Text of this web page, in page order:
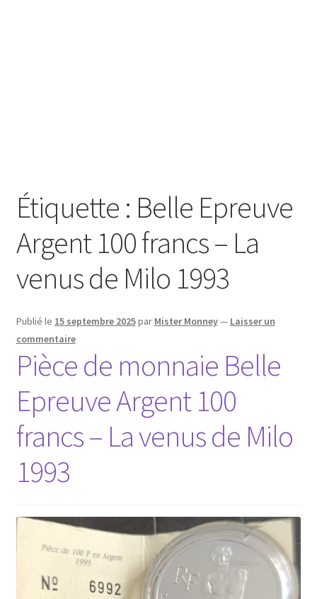
Étiquette : Belle Epreuve
Argent 100 francs – La
venus de Milo 1993
Publié le 15 septembre 2025par Mister Monney— Laisser un
commentaire
Pièce de monnaie Belle
Epreuve Argent 100
francs – La venus de Milo
1993